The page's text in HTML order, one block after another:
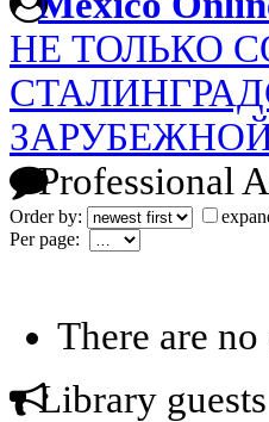
НЕ ТОЛЬКО
Professional
Order by:
Per page:
There are
Library